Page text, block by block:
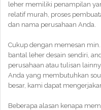
leher memiliki penampilan
relatif murah, proses
dan nama perusahaan Anda.
Cukup dengan memesan
bantal leher desain sendiri,
perusahaan atau tulisan
Anda yang membutuhkan
besar, kami dapat
Beberapa alasan kenapa